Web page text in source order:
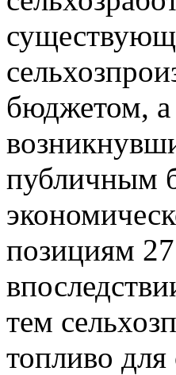
бюджетом, а
публичным
позициям
тем
топливо